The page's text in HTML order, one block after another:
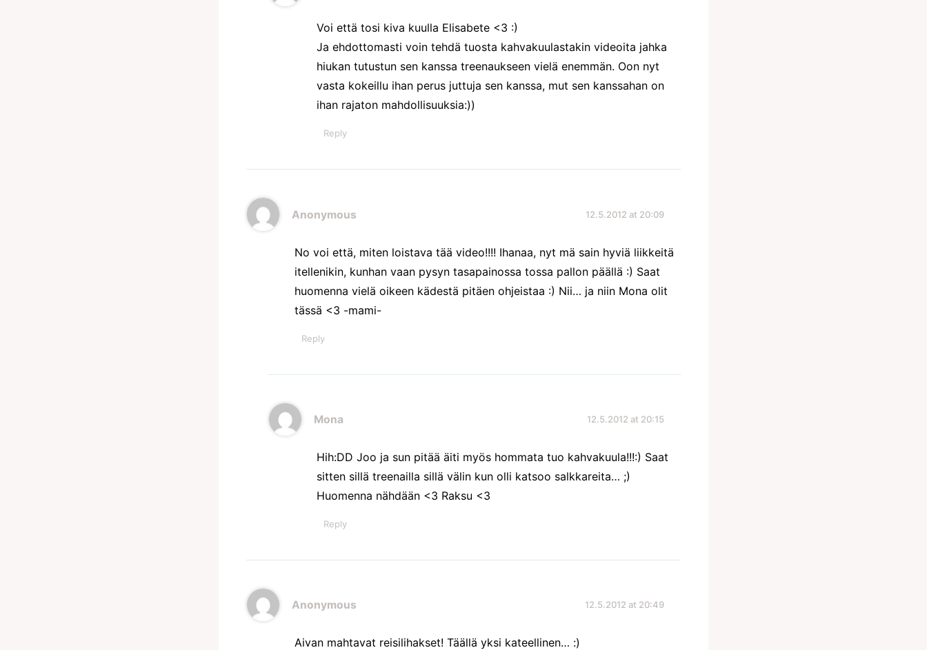
Voi että tosi kiva kuulla Elisabete <3 :)
Ja ehdottomasti voin tehdä tuosta kahvakuulastakin videoita jahka
hiukan tutustun sen kanssa treenaukseen vielä enemmän. Oon nyt
vasta kokeillu ihan perus juttuja sen kanssa, mut sen kanssahan on
ihan rajaton mahdollisuuksia:))
Reply
Anonymous 12.5.2012 at 20:09
No voi että, miten loistava tää video!!!! Ihanaa, nyt mä sain hyviä liikkeitä
itellenikin, kunhan vaan pysyn tasapainossa tossa pallon päällä :) Saat
huomenna vielä oikeen kädestä pitäen ohjeistaa :) Nii… ja niin Mona olit
tässä <3 -mami-
Reply
Mona 12.5.2012 at 20:15
Hih:DD Joo ja sun pitää äiti myös hommata tuo kahvakuula!!!:) Saat
sitten sillä treenailla sillä välin kun olli katsoo salkkareita… ;)
Huomenna nähdään <3 Raksu <3
Reply
Anonymous 12.5.2012 at 20:49
Aivan mahtavat reisilihakset! Täällä yksi kateellinen… :)